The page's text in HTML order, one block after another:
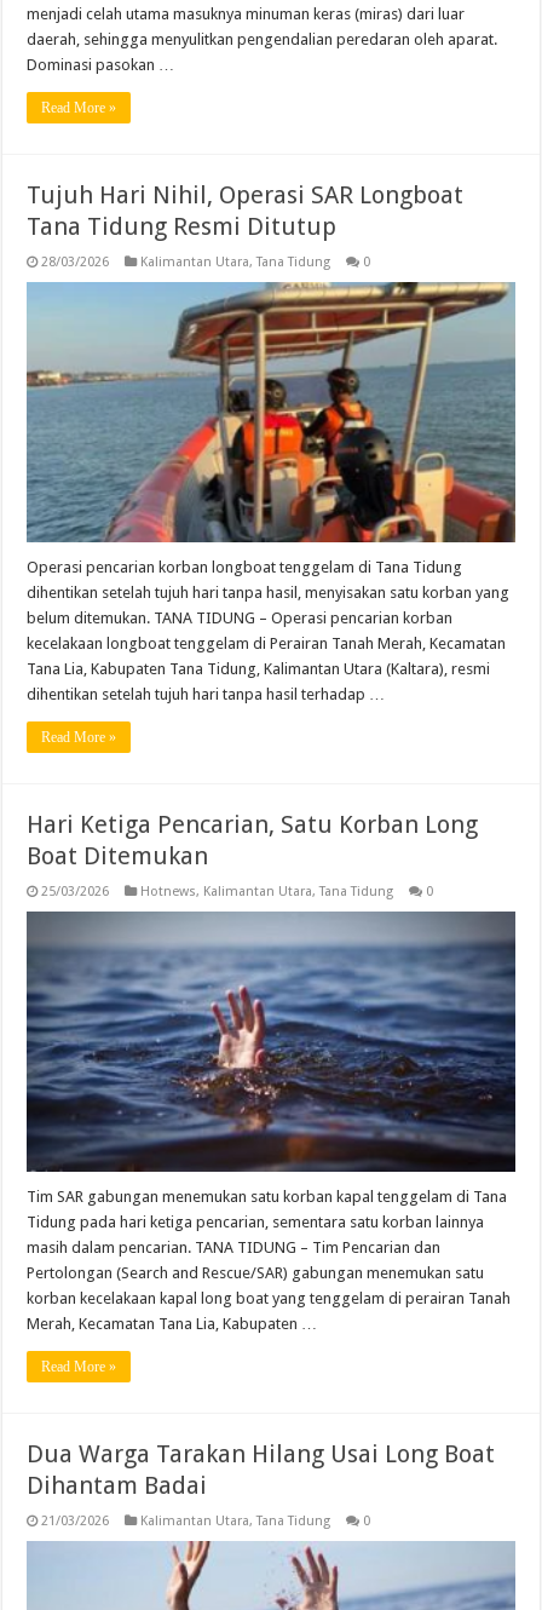
menjadi celah utama masuknya minuman keras (miras) dari luar
daerah, sehingga menyulitkan pengendalian peredaran oleh aparat.
Dominasi pasokan …
Read More »
Tujuh Hari Nihil, Operasi SAR Longboat
Tana Tidung Resmi Ditutup
28/03/2026 Kalimantan Utara,Tana Tidung 0
Operasi pencarian korban longboat tenggelam di Tana Tidung
dihentikan setelah tujuh hari tanpa hasil, menyisakan satu korban yang
belum ditemukan. TANA TIDUNG – Operasi pencarian korban
kecelakaan longboat tenggelam di Perairan Tanah Merah, Kecamatan
Tana Lia, Kabupaten Tana Tidung, Kalimantan Utara (Kaltara), resmi
dihentikan setelah tujuh hari tanpa hasil terhadap …
Read More »
Hari Ketiga Pencarian, Satu Korban Long
Boat Ditemukan
25/03/2026 Hotnews, Kalimantan Utara,Tana Tidung 0
Tim SAR gabungan menemukan satu korban kapal tenggelam di Tana
Tidung pada hari ketiga pencarian, sementara satu korban lainnya
masih dalam pencarian. TANA TIDUNG – Tim Pencarian dan
Pertolongan (Search and Rescue/SAR) gabungan menemukan satu
korban kecelakaan kapal long boat yang tenggelam di perairan Tanah
Merah, Kecamatan Tana Lia, Kabupaten …
Read More »
Dua Warga Tarakan Hilang Usai Long Boat
Dihantam Badai
21/03/2026 Kalimantan Utara,Tana Tidung 0